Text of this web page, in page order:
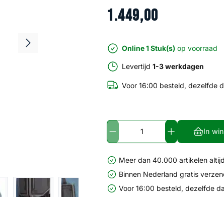
1.449,00
Online 1 Stuk(s) op voorraad
Levertijd 1-3 werkdagen
Voor 16:00 besteld, dezelfde
In
Meer dan 40.000 artikelen
Binnen Nederland gratis
Voor 16:00 besteld, dezelfde